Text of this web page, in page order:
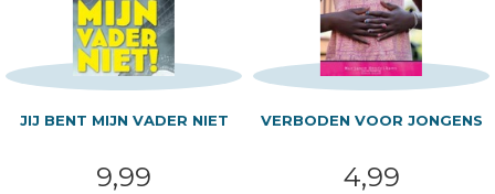
JIJ BENT MIJN VADER NIET
9,99
VERBODEN VOOR JONGENS
4,99